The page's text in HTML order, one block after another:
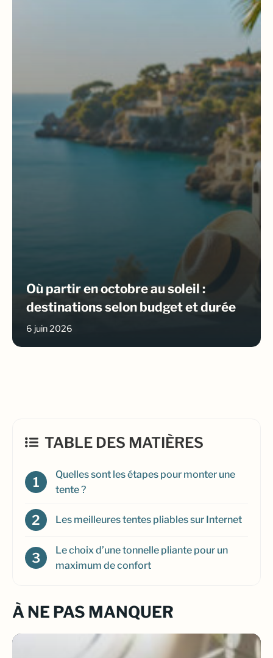
Où partir en octobre au soleil :
destinations selon budget et durée
6 juin 2026
TABLE DES MATIÈRES
Quelles sont les étapes pour monter une
tente ?
Les meilleures tentes pliables sur Internet
Le choix d’une tonnelle pliante pour un
maximum de confort
À NE PAS MANQUER